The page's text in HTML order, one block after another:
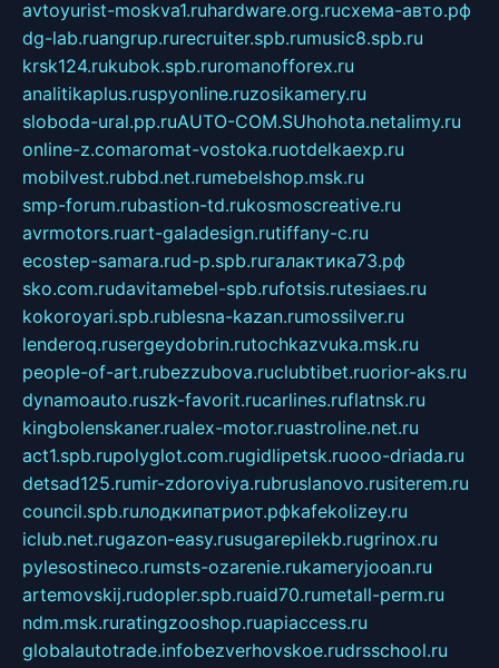
avtoyurist-moskva1.ruhardware.org.ruсхема-авто.рф
dg-lab.ruangrup.rurecruiter.spb.rumusic8.spb.ru
krsk124.rukubok.spb.ruromanofforex.ru
analitikaplus.ruspyonline.ruzosikamery.ru
sloboda-ural.pp.ruAUTO-COM.SUhohota.netalimy.ru
online-z.comaromat-vostoka.ruotdelkaexp.ru
mobilvest.rubbd.net.rumebelshop.msk.ru
smp-forum.rubastion-td.rukosmoscreative.ru
avrmotors.ruart-galadesign.rutiffany-c.ru
ecostep-samara.rud-p.spb.ruгалактика73.рф
sko.com.rudavitamebel-spb.rufotsis.rutesiaes.ru
kokoroyari.spb.rublesna-kazan.rumossilver.ru
lenderoq.rusergeydobrin.rutochkazvuka.msk.ru
people-of-art.rubezzubova.ruclubtibet.ruorior-aks.ru
dynamoauto.ruszk-favorit.rucarlines.ruflatnsk.ru
kingbolenskaner.rualex-motor.ruastroline.net.ru
act1.spb.rupolyglot.com.rugidlipetsk.ruooo-driada.ru
detsad125.rumir-zdoroviya.rubruslanovo.rusiterem.ru
council.spb.ruлодкипатриот.рфkafekolizey.ru
iclub.net.rugazon-easy.rusugarepilekb.rugrinox.ru
pylesostineco.rumsts-ozarenie.rukameryjooan.ru
artemovskij.rudopler.spb.ruaid70.rumetall-perm.ru
ndm.msk.ruratingzooshop.ruapiaccess.ru
globalautotrade.infobezverhovskoe.rudrsschool.ru